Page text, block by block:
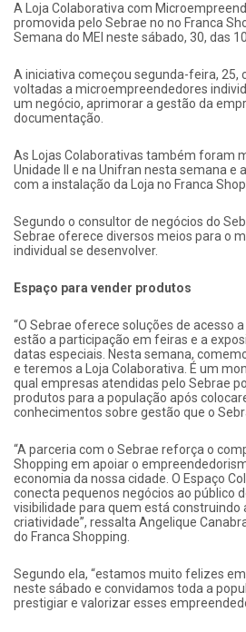
A Loja Colaborativa com
promovida pelo Sebrae no no Franca
Semana do MEI neste sábado, 30, das
A iniciativa começou segunda-feira, 25,
voltadas a microempreendedores
um negócio, aprimorar a gestão da
documentação.
As Lojas Colaborativas também foram
Unidade II e na Unifran nesta semana e
com a instalação da Loja no Franca
Segundo o consultor de negócios do
Sebrae oferece diversos meios para o
individual se desenvolver.
Espaço para vender produtos
“O Sebrae oferece soluções de acesso
estão a participação em feiras e a
datas especiais. Nesta semana,
e teremos a Loja Colaborativa. É um
qual empresas atendidas pelo Sebrae
produtos para a população após
conhecimentos sobre gestão que o
“A parceria com o Sebrae reforça o
Shopping em apoiar o
economia da nossa cidade. O Espaço
conecta pequenos negócios ao público
visibilidade para quem está construindo
criatividade”, ressalta Angelique
do Franca Shopping.
Segundo ela, “estamos muito felizes
neste sábado e convidamos toda a
prestigiar e valorizar esses